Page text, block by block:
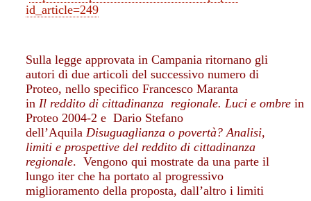
id_article=249
Sulla legge approvata in Campania ritornano gli
autori di due articoli del successivo numero di
Proteo, nello specifico Francesco Maranta
inIl reddito di cittadinanza regionale. Luci e ombrein
Proteo 2004-2 e Dario Stefano
dell’AquilaDisuguaglianza o povertà? Analisi,
limiti e prospettive del reddito di cittadinanza
regionale. Vengono qui mostrate da una parte il
lungo iter che ha portato al progressivo
miglioramento della proposta, dall’altro i limiti